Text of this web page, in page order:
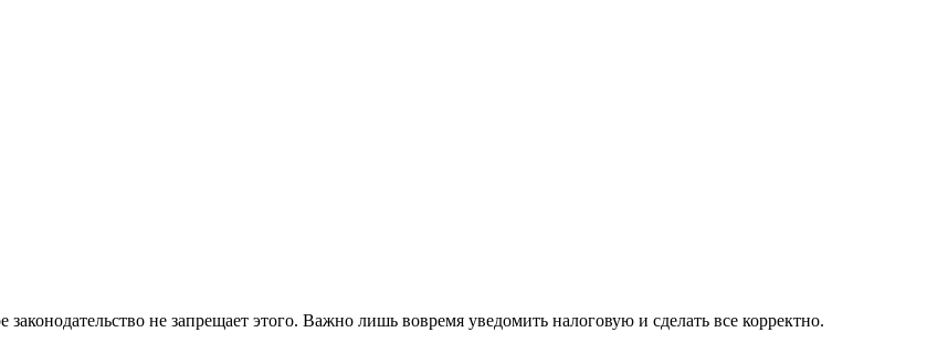
не запрещает этого. Важно лишь вовремя уведомить налоговую и сделать все корректно.